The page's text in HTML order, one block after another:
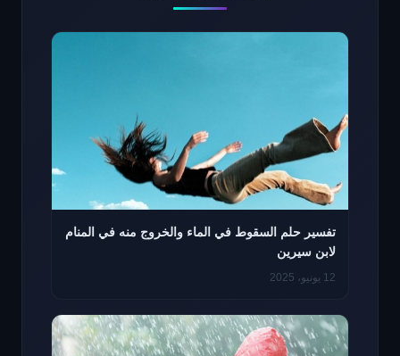
تفسير حلم السقوط في الماء والخروج منه في المنام
لابن سيرين
12 يونيو، 2025